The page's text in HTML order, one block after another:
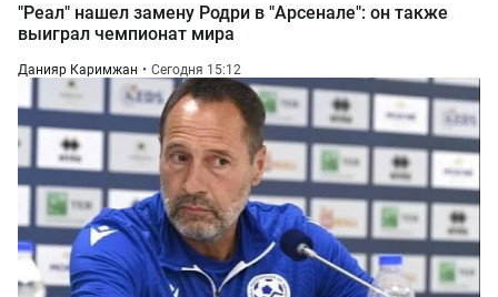
"Реал" нашел замену Родри в "Арсенале": он также
выиграл чемпионат мира
Данияр Каримжан Сегодня 15:12